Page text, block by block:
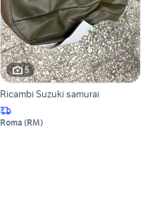
5
Ricambi Suzuki samurai
Roma (RM)